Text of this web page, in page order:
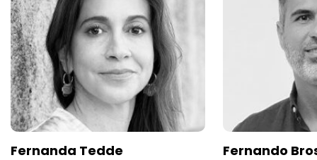
Fernanda Tedde Fernando